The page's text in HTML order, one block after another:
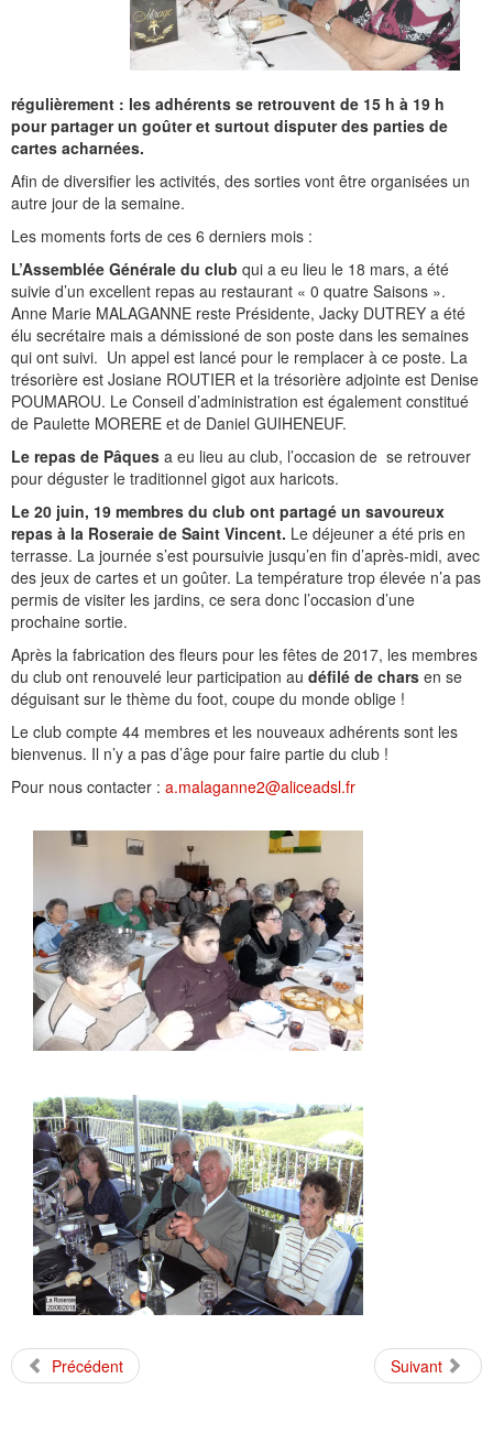
Aires de pique-nique
Montagne
Villes
Culture et découverte
Sports d'hivers et thermes
Vers le progrès
Translation du cimetière
Le moulin
Les chemins
Les savoir-faire
PV du Conseil Municipal
Le service scolaire
Compétences
PLU 2025 modification simplifiée N° 1
PLU 2011 - Règlement
Restauration du calvaire
Aménagements
Projets
Réalisations
Budget et finances
Budgets primitifs
Comptes administratifs
Fiscalité
Bulletins municipaux
État civil
Naissances
Mariages / Pacs
Décès
Mentions légales et politique de confidentialité
Collège et lycées
Lycées aux alentours
Services aux jeunes
Administrations
Santé / Social
Maisons de retraite
Transports
Déchets
Culte
Les pèlerinages
La Chapelle Saint Michel
Le vieux pont
Le Musée
L'ensemble scolaire
Les accueils
régulièrement : les adhérents se retrouvent de 15 h à 19 h
pour partager un goûter et surtout disputer des parties de
cartes acharnées.
Afin de diversifier les activités, des sorties vont être organisées un
autre jour de la semaine.
Les moments forts de ces 6 derniers mois :
L’Assemblée Générale du club qui a eu lieu le 18 mars, a été
suivie d’un excellent repas au restaurant « 0 quatre Saisons ».
Anne Marie MALAGANNE reste Présidente, Jacky DUTREY a été
élu secrétaire mais a démissioné de son poste dans les semaines
qui ont suivi. Un appel est lancé pour le remplacer à ce poste. La
trésorière est Josiane ROUTIER et la trésorière adjointe est Denise
POUMAROU. Le Conseil d’administration est également constitué
de Paulette MORERE et de Daniel GUIHENEUF.
Le repas de Pâques a eu lieu au club, l’occasion de se retrouver
pour déguster le traditionnel gigot aux haricots.
Le 20 juin, 19 membres du club ont partagé un savoureux
repas à la Roseraie de Saint Vincent. Le déjeuner a été pris en
terrasse. La journée s’est poursuivie jusqu’en fin d’après-midi, avec
des jeux de cartes et un goûter. La température trop élevée n’a pas
permis de visiter les jardins, ce sera donc l’occasion d’une
prochaine sortie.
Après la fabrication des fleurs pour les fêtes de 2017, les membres
du club ont renouvelé leur participation au défilé de chars en se
déguisant sur le thème du foot, coupe du monde oblige !
Le club compte 44 membres et les nouveaux adhérents sont les
bienvenus. Il n’y a pas d’âge pour faire partie du club !
Pour nous contacter : a.malaganne2@aliceadsl.fr
Précédent Suivant